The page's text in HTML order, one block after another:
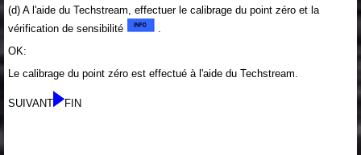
(d) A l'aide du Techstream, effectuer le calibrage du point zéro et la
vérification de sensibilité
OK:
Le calibrage du point zéro est effectué à l'aide du Techstream.
SUIVANT FIN